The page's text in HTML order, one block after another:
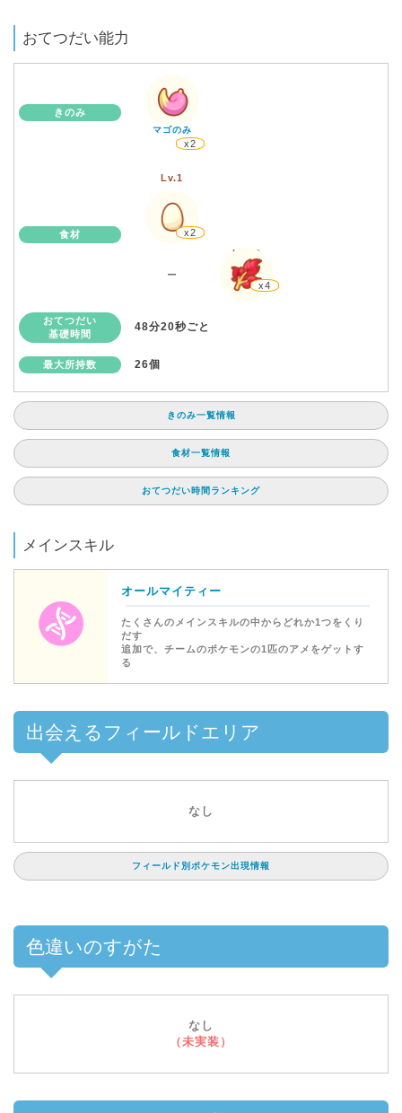
おてつだい能力
きのみ
マゴのみ
x2
食材
Lv.1
x2
ー
Lv.30
x4
おてつだい
基礎時間
48分20秒ごと
最大所持数 26個
きのみ一覧情報
食材一覧情報
おてつだい時間ランキング
メインスキル
オールマイティー
たくさんのメインスキルの中からどれか1つをくり
だす
追加で、チームのポケモンの1匹のアメをゲットす
る
出会えるフィールドエリア
なし
フィールド別ポケモン出現情報
色違いのすがた
なし
（未実装）